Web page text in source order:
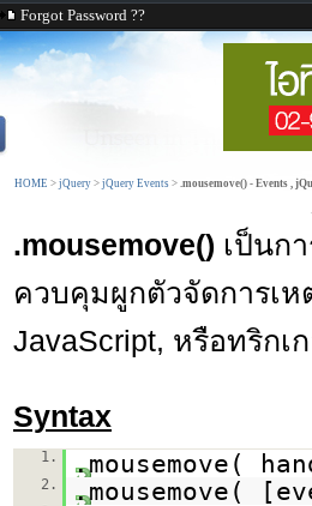
Forgot Password ??
HOME > jQuery > jQuery Events > .mousemove() - Events ,
.mousemove() เป็นก
ควบคุมผูกตัวจัดการเ
JavaScript, หรือทริกเ
Syntax
1. .mousemove(
2. .mousemove(